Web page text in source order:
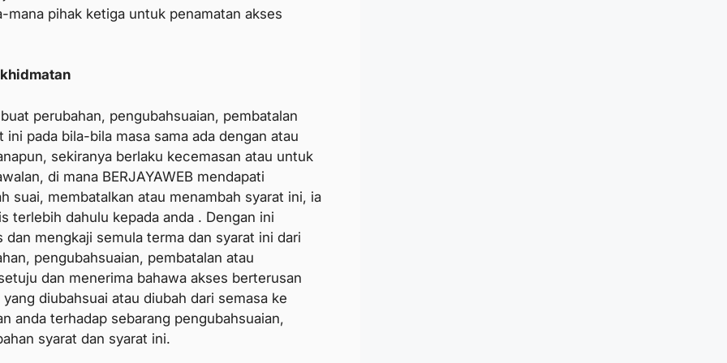
pihak ketiga untuk penamatan akses
perubahan, pengubahsuaian, pembatalan
pada bila-bila masa sama ada dengan atau
sekiranya berlaku kecemasan atau untuk
di mana BERJAYAWEB mendapati
suai, membatalkan atau menambah syarat ini, ia
terlebih dahulu kepada anda . Dengan ini
mengkaji semula terma dan syarat ini dari
pengubahsuaian, pembatalan atau
dan menerima bahawa akses berterusan
diubahsuai atau diubah dari semasa ke
anda terhadap sebarang pengubahsuaian,
syarat dan syarat ini.